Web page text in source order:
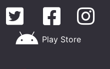
Play Store